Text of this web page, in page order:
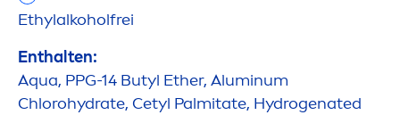
Ethylalkoholfrei
Enthalten:
Aqua, PPG-14 Butyl Ether, Aluminum
Chlorohydrate, Cetyl Palmitate, Hydrogenated